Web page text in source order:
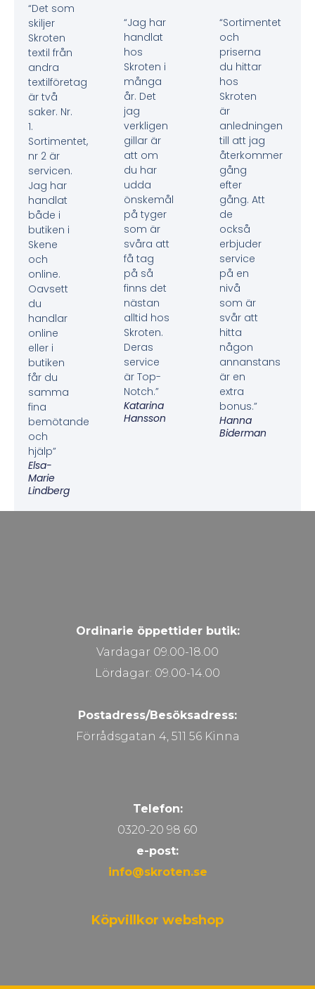
“Det som
skiljer
Skroten
textil från
andra
textilföretag
är två
saker. Nr.
1.
Sortimentet,
nr 2 är
servicen.
Jag har
handlat
både i
butiken i
Skene
och
online.
Oavsett
du
handlar
online
eller i
butiken
får du
samma
fina
bemötande
och
hjälp”
Elsa-
Marie
Lindberg
“Jag har
handlat
hos
Skroten i
många
år. Det
jag
verkligen
gillar är
att om
du har
udda
önskemål
på tyger
som är
svåra att
få tag
på så
finns det
nästan
alltid hos
Skroten.
Deras
service
är Top-
Notch.”
Katarina
Hansson
“Sortimentet
och
priserna
du hittar
hos
Skroten
är
anledningen
till att jag
återkommer
gång
efter
gång. Att
de
också
erbjuder
service
på en
nivå
som är
svår att
hitta
någon
annanstans
är en
extra
bonus.”
Hanna
Biderman
Ordinarie öppettider butik:
Vardagar 09.00-18.00
Lördagar: 09.00-14.00
Postadress/Besöksadress:
Förrådsgatan 4, 511 56 Kinna
Telefon:
0320-20 98 60
e-post:
info@skroten.se
Köpvillkor webshop